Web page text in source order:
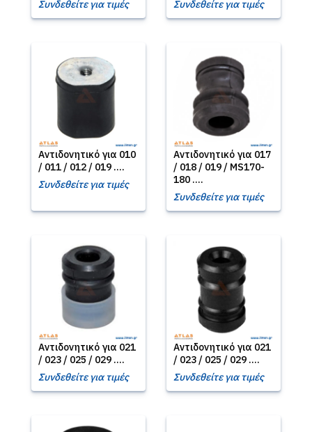
Συνδεθείτε για τιμές
Συνδεθείτε για τιμές
Αντιδονητικό για 010
/ 011 / 012 / 019 ....
Συνδεθείτε για τιμές
Αντιδονητικό για 017
/ 018 / 019 / MS170-
180 ....
Συνδεθείτε για τιμές
Αντιδονητικό για 021
/ 023 / 025 / 029 ....
Συνδεθείτε για τιμές
Αντιδονητικό για 021
/ 023 / 025 / 029 ....
Συνδεθείτε για τιμές